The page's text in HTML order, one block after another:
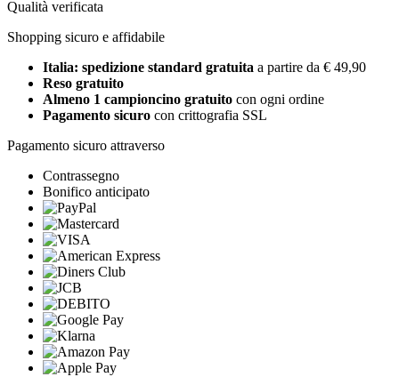
Qualità verificata
Shopping sicuro e affidabile
Italia: spedizione standard gratuita a partire da € 49,90
Reso gratuito
Almeno 1 campioncino gratuito con ogni ordine
Pagamento sicuro con crittografia SSL
Pagamento sicuro attraverso
Contrassegno
Bonifico anticipato